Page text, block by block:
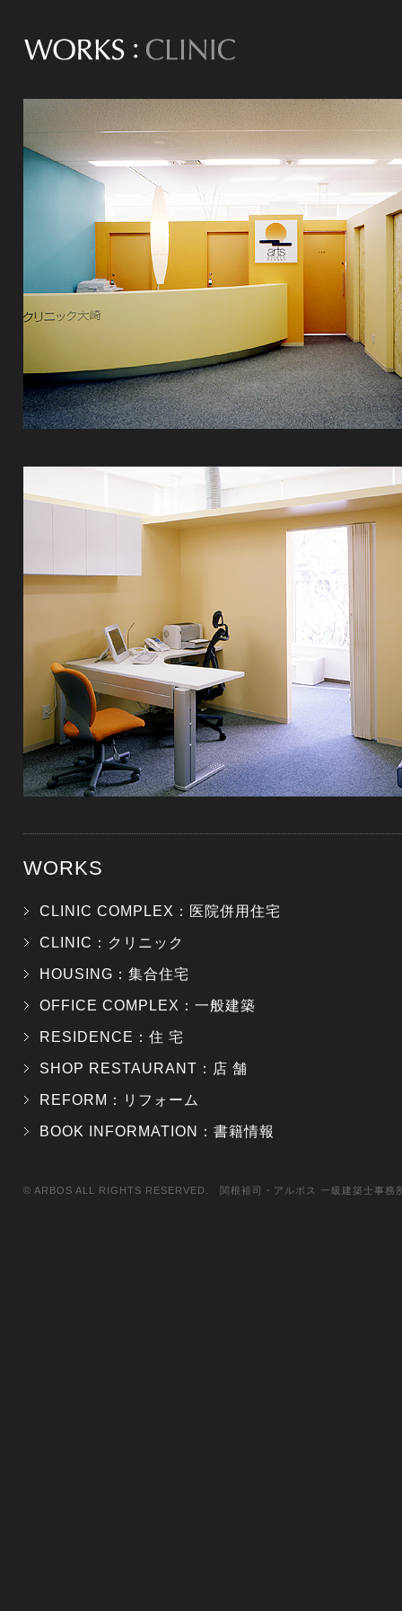
WORKS
CLINIC COMPLEX：医院併用住宅
CLINIC：クリニック
HOUSING：集合住宅
OFFICE COMPLEX：一般建築
RESIDENCE：住 宅
SHOP RESTAURANT：店 舗
REFORM：リフォーム
BOOK INFORMATION：書籍情報
© ARBOS ALL RIGHTS RESERVED. 関根裕司・アルボス 一級建築士事務